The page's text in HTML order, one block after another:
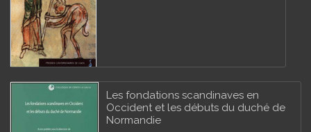
Les fondations scandinaves en
Occident et les débuts du duché de
Normandie